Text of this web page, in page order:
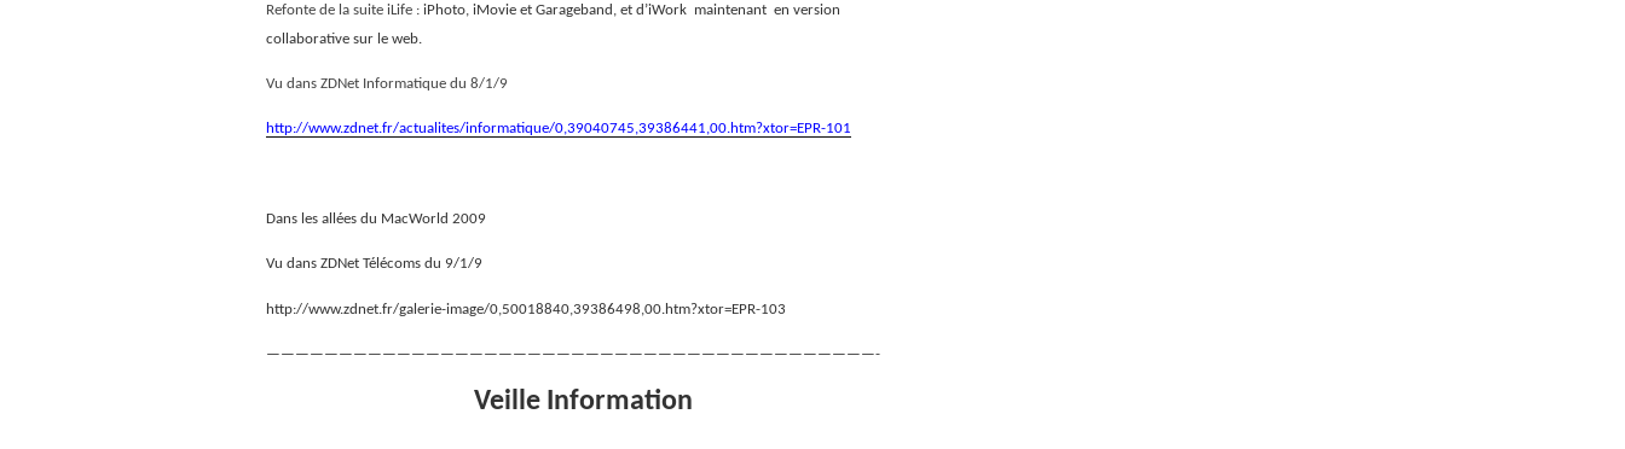
Refonte de la suite iLife : iPhoto, iMovie et Garageband, et d’iWork maintenant en version
collaborative sur le web.
Vu dans ZDNet Informatique du 8/1/9
http://www.zdnet.fr/actualites/informatique/0,39040745,39386441,00.htm?xtor=EPR-101
Dans les allées du MacWorld 2009
Vu dans ZDNet Télécoms du 9/1/9
http://www.zdnet.fr/galerie-image/0,50018840,39386498,00.htm?xtor=EPR-103
——————————————————————————————————————————-
Veille Information